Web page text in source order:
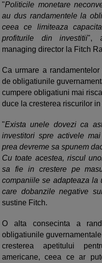
"Politicile monetare
au dus randamentele la
ceea ce limiteaza
profiturile din investitii",
managing director la Fitch
Ca urmare a
de obligatiunile
cumpere obligatiuni mai
duce la cresterea riscurilor
"Exista unele dovezi ca
investitori spre activele
prea devreme sa spunem
Cu toate acestea, riscul
sa fie in crestere pe
companiile se adapteaza la
care dobanzile negative
sustine Fitch.
O alta consecinta a
obligatiunile
cresterea apetitului
americane, ceea ce ar